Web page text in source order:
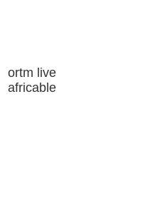
ortm live
africable